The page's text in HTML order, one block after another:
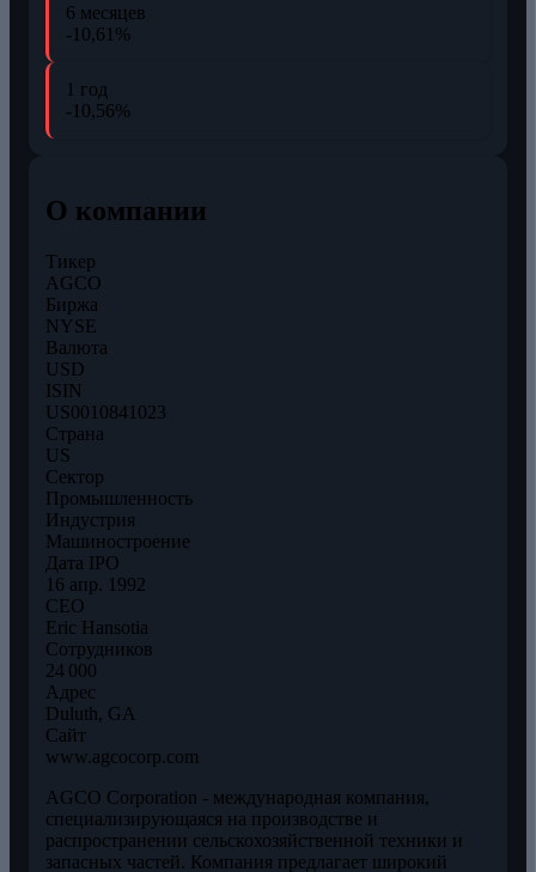
6 месяцев
-10,61%
1 год
-10,56%
О компании
Тикер
AGCO
Биржа
NYSE
Валюта
USD
ISIN
US0010841023
Страна
US
Сектор
Промышленность
Индустрия
Машиностроение
Дата IPO
16 апр. 1992
CEO
Eric Hansotia
Сотрудников
24 000
Адрес
Duluth, GA
Сайт
www.agcocorp.com
AGCO Corporation - международная компания,
специализирующаяся на производстве и
распространении сельскохозяйственной техники и
запасных частей. Компания предлагает широкий